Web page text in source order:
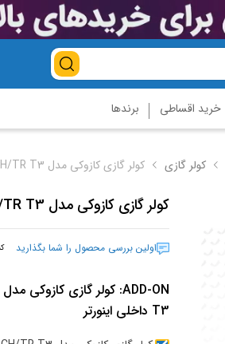
خرید اقساطی برندها
کولر گازی کولر گازی کازوکی مدل IAC-30CH/TR T3 ظرفیت 30000 اینورتر
کولر گازی کازوکی مدل IAC-30CH/TR T3 ظرفیت 30000 اینورتر
اولین بررسی محصول را شما بگذارید
ADD-ON:
T3 داخلی اینورتر